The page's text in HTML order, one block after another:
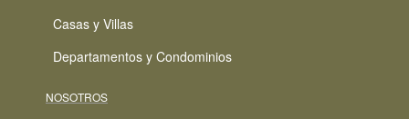
Casas y Villas
Departamentos y Condominios
NOSOTROS